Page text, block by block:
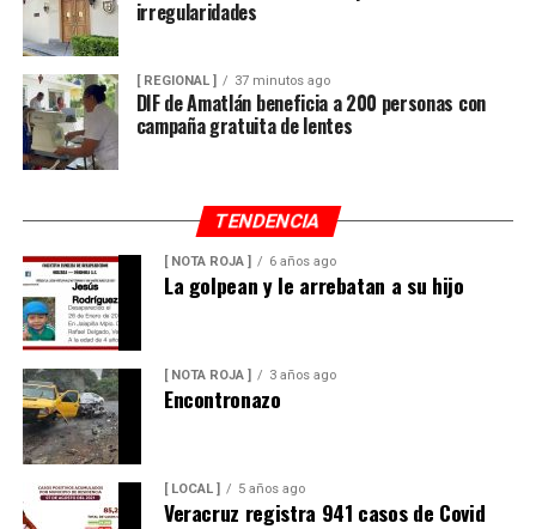
irregularidades
[ REGIONAL ] 37 minutos ago
DIF de Amatlán beneficia a 200 personas con
campaña gratuita de lentes
TENDENCIA
[ NOTA ROJA ] 6 años ago
La golpean y le arrebatan a su hijo
[ NOTA ROJA ] 3 años ago
Encontronazo
[ LOCAL ] 5 años ago
Veracruz registra 941 casos de Covid